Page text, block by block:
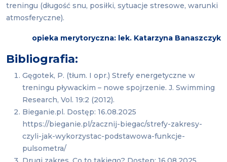
treningu (długość snu, posiłki, sytuacje stresowe, warunki
atmosferyczne).
opieka merytoryczna: lek. Katarzyna Banaszczyk
Bibliografia:
Gęgotek, P. (tłum. I opr.) Strefy energetyczne w
treningu pływackim – nowe spojrzenie. J. Swimming
Research, Vol. 19:2 (2012).
Bieganie.pl. Dostęp: 16.08.2025
https://bieganie.pl/zacznij-biegac/strefy-zakresy-
czyli-jak-wykorzystac-podstawowa-funkcje-
pulsometra/